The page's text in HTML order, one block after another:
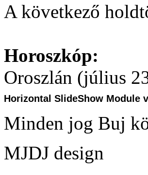
A következő
Horoszkóp:
Oroszlán (július
Horizontal SlideShow Module
Minden jog Buj
MJDJ design